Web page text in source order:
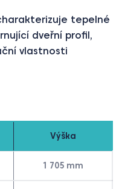
tepelné
dveřní profil,
vlastnosti
Výška
1 705 mm